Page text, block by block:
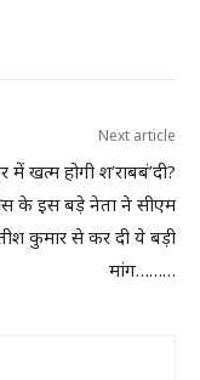
Next article
में खत्म होगी श’राबबं’दी?
के इस बड़े नेता ने सीएम
कुमार से कर दी ये बड़ी
मांग………